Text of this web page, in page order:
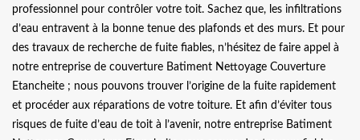
professionnel pour contrôler votre toit. Sachez que, les infiltrations
d’eau entravent à la bonne tenue des plafonds et des murs. Et pour
des travaux de recherche de fuite fiables, n’hésitez de faire appel à
notre entreprise de couverture Batiment Nettoyage Couverture
Etancheite ; nous pouvons trouver l’origine de la fuite rapidement
et procéder aux réparations de votre toiture. Et afin d’éviter tous
risques de fuite d’eau de toit à l’avenir, notre entreprise Batiment